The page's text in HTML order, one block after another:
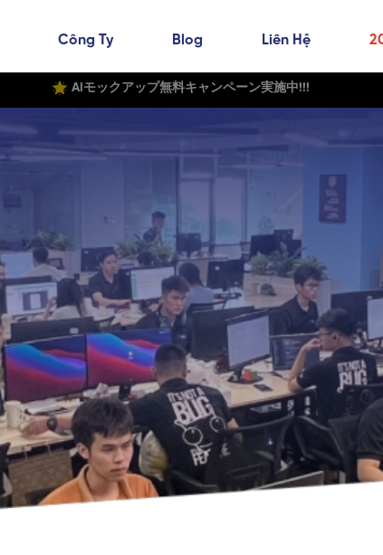
Công Ty Blog Liên Hệ
AIモックアップ無料キャンペーン実施中!!!